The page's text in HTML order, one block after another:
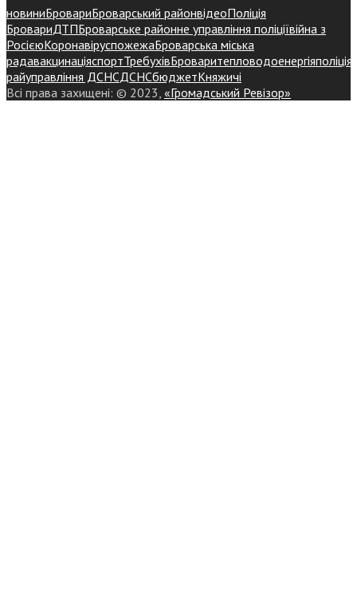
новиниБровариБроварський районвідеоПоліція
БровариДТПБроварське районне управління поліціївійна з
РосієюКоронавіруспожежаБроварська міська
радавакцинаціяспортТребухівБроваритепловодоенергіяполіція
райуправління ДСНСДСНСбюджетКняжичі
Всі права захищені: © 2023, «Громадський Ревізор»